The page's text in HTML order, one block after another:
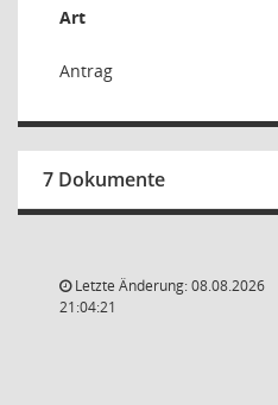
Art
Antrag
7 Dokumente
Letzte Änderung: 08.08.2026
21:04:21